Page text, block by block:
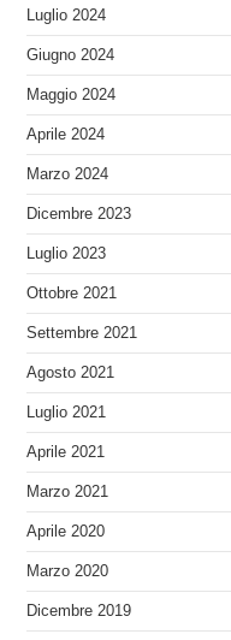
Luglio 2024
Giugno 2024
Maggio 2024
Aprile 2024
Marzo 2024
Dicembre 2023
Luglio 2023
Ottobre 2021
Settembre 2021
Agosto 2021
Luglio 2021
Aprile 2021
Marzo 2021
Aprile 2020
Marzo 2020
Dicembre 2019